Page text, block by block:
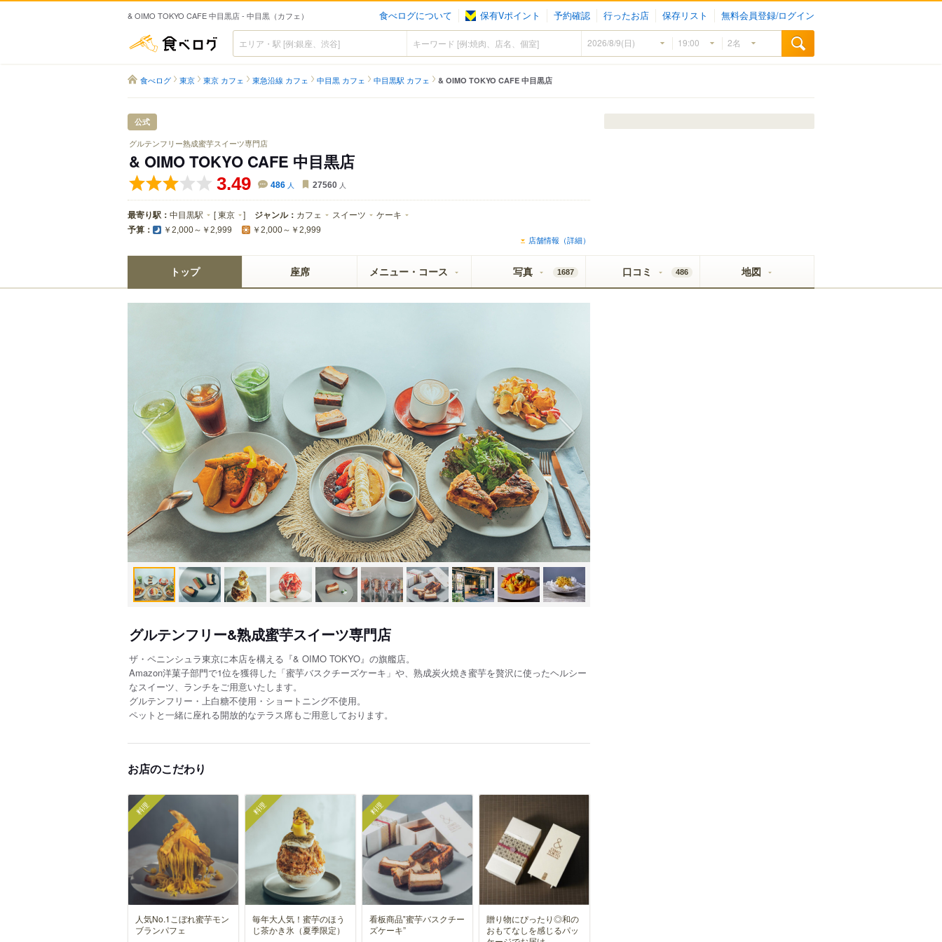
& OIMO TOKYO CAFE 中目黒店 - 中目黒（カフェ） 食べログについて 保有Vポイント 予約確認 行ったお店 保存リスト 無料会員登録/ログイン
食べログ
食べログ 東京 東京 カフェ 東急沿線 カフェ 中目黒 カフェ 中目黒駅 カフェ & OIMO TOKYO CAFE 中目黒店
公式
グルテンフリー熟成蜜芋スイーツ専門店
& OIMO TOKYO CAFE 中目黒店
3.49 486 人 27560 人
最寄り駅： 中目黒駅 [東京 ] ジャンル： カフェ スイーツ ケーキ
予算： ￥2,000～￥2,999 ￥2,000～￥2,999
店舗情報（詳細）
トップ 座席 メニュー・コース 写真 1687 口コミ 486 地図
グルテンフリー&熟成蜜芋スイーツ専門店
ザ・ペニンシュラ東京に本店を構える『& OIMO TOKYO』の旗艦店。
Amazon洋菓子部門で1位を獲得した「蜜芋バスクチーズケーキ」や、熟成炭火焼き蜜芋を贅沢に使ったヘルシー
なスイーツ、ランチをご用意いたします。
グルテンフリー・上白糖不使用・ショートニング不使用。
ペットと一緒に座れる開放的なテラス席もご用意しております。
お店のこだわり
料理
人気No.1こぼれ蜜芋モン
ブランパフェ
料理
毎年大人気！蜜芋のほう
じ茶かき氷（夏季限定）
料理
看板商品‟蜜芋バスクチー
ズケーキ”
贈り物にぴったり◎和の
おもてなしを感じるパッ